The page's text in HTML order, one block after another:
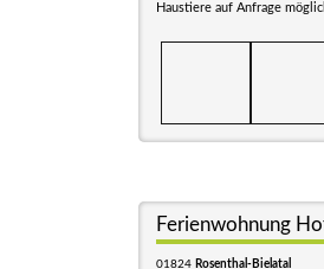
Haustiere auf Anfrage
Ferienwohnung
01824 Rosenthal-Bielatal